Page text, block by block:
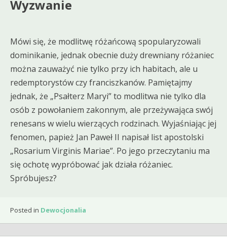
Wyzwanie
Mówi się, że modlitwę różańcową spopularyzowali
dominikanie, jednak obecnie duży drewniany różaniec
można zauważyć nie tylko przy ich habitach, ale u
redemptorystów czy franciszkanów. Pamiętajmy
jednak, że „Psałterz Maryi” to modlitwa nie tylko dla
osób z powołaniem zakonnym, ale przeżywająca swój
renesans w wielu wierzących rodzinach. Wyjaśniając jej
fenomen, papież Jan Paweł II napisał list apostolski
„Rosarium Virginis Mariae”. Po jego przeczytaniu ma
się ochotę wypróbować jak działa różaniec.
Spróbujesz?
Posted in Dewocjonalia